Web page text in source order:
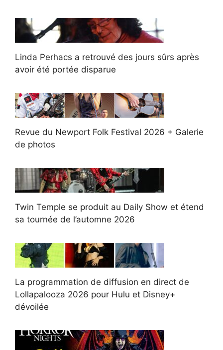
Linda Perhacs a retrouvé des jours sûrs après
avoir été portée disparue
Revue du Newport Folk Festival 2026 + Galerie
de photos
Twin Temple se produit au Daily Show et étend
sa tournée de l’automne 2026
La programmation de diffusion en direct de
Lollapalooza 2026 pour Hulu et Disney+
dévoilée